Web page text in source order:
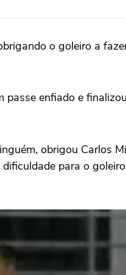
o goleiro a
enfiado e
obrigou Carlos
para o